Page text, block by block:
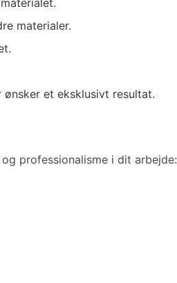
materialer.
et eksklusivt resultat.
professionalisme i dit arbejde: